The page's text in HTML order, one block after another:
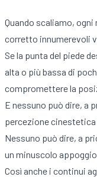
Quando scaliamo,
corretto innumerevoli
Se la punta del piede
alta o più bassa di
compromettere la
E nessuno può dire, a
percezione
Nessuno può dire, a
un minuscolo
Così anche i continui